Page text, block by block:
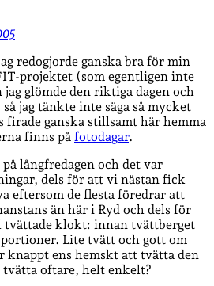
redogjorde ganska bra för min
projektet (som egentligen inte
glömde den riktiga dagen och
jag tänkte inte säga så mycket
firade ganska stillsamt här hemma
finns på fotodagar.
långfredagen och det var
dels för att vi nästan fick
eftersom de flesta föredrar att
än här i Ryd och dels för
tvättade klokt: innan tvättberget
Lite tvätt och gott om
knappt ens hemskt att tvätta den
tvätta oftare, helt enkelt?